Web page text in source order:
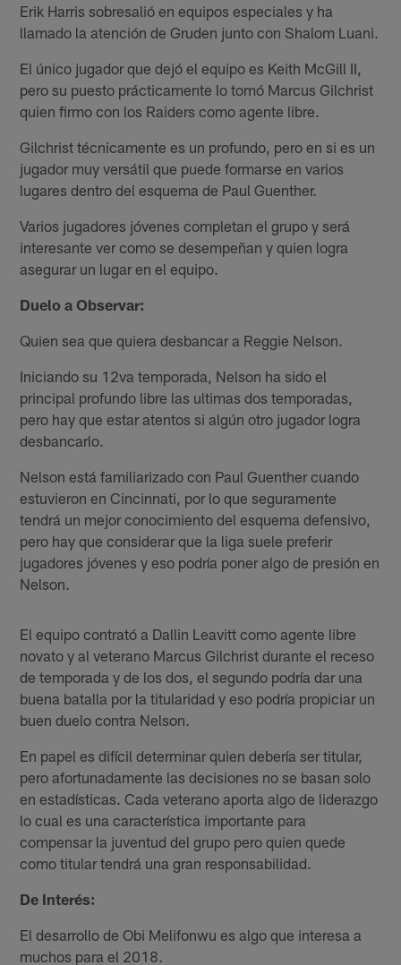
Erik Harris sobresalió en equipos especiales y ha
llamado la atención de Gruden junto con Shalom Luani.
El único jugador que dejó el equipo es Keith McGill II,
pero su puesto prácticamente lo tomó Marcus Gilchrist
quien firmo con los Raiders como agente libre.
Gilchrist técnicamente es un profundo, pero en si es un
jugador muy versátil que puede formarse en varios
lugares dentro del esquema de Paul Guenther.
Varios jugadores jóvenes completan el grupo y será
interesante ver como se desempeñan y quien logra
asegurar un lugar en el equipo.
Duelo a Observar:
Quien sea que quiera desbancar a Reggie Nelson.
Iniciando su 12va temporada, Nelson ha sido el
principal profundo libre las ultimas dos temporadas,
pero hay que estar atentos si algún otro jugador logra
desbancarlo.
Nelson está familiarizado con Paul Guenther cuando
estuvieron en Cincinnati, por lo que seguramente
tendrá un mejor conocimiento del esquema defensivo,
pero hay que considerar que la liga suele preferir
jugadores jóvenes y eso podría poner algo de presión en
Nelson.
El equipo contrató a Dallin Leavitt como agente libre
novato y al veterano Marcus Gilchrist durante el receso
de temporada y de los dos, el segundo podría dar una
buena batalla por la titularidad y eso podría propiciar un
buen duelo contra Nelson.
En papel es difícil determinar quien debería ser titular,
pero afortunadamente las decisiones no se basan solo
en estadísticas. Cada veterano aporta algo de liderazgo
lo cual es una característica importante para
compensar la juventud del grupo pero quien quede
como titular tendrá una gran responsabilidad.
De Interés:
El desarrollo de Obi Melifonwu es algo que interesa a
muchos para el 2018.